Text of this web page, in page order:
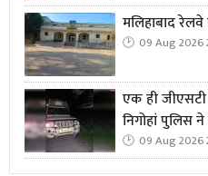
मलिहाबाद
09 Aug 2026
एक ही जीएसटी
निगोहां पुलिस
09 Aug 2026